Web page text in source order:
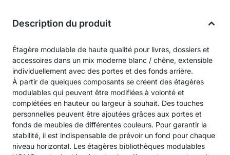
Description du produit
Étagère modulable de haute qualité pour livres, dossiers et
accessoires dans un mix moderne blanc / chêne, extensible
individuellement avec des portes et des fonds arrière.
À partir de quelques composants se créent des étagères
modulables qui peuvent être modifiées à volonté et
complétées en hauteur ou largeur à souhait. Des touches
personnelles peuvent être ajoutées grâces aux portes et
fonds de meubles de différentes couleurs. Pour garantir la
stabilité, il est indispensable de prévoir un fond pour chaque
niveau horizontal. Les étagères bibliothèques modulables